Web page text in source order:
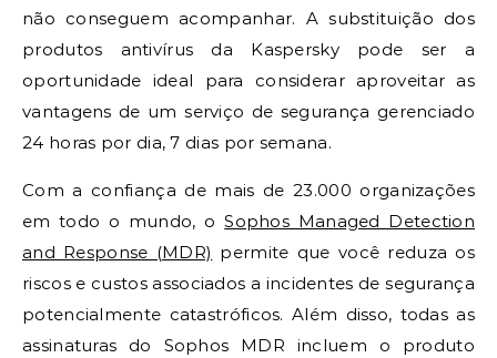
não conseguem acompanhar. A substituição dos
produtos antivírus da Kaspersky pode ser a
oportunidade ideal para considerar aproveitar as
vantagens de um serviço de segurança gerenciado
24 horas por dia, 7 dias por semana.
Com a confiança de mais de 23.000 organizações
em todo o mundo, oSophos Managed Detection
and Response (MDR) permite que você reduza os
riscos e custos associados a incidentes de segurança
potencialmente catastróficos. Além disso, todas as
assinaturas do Sophos MDR incluem o produto